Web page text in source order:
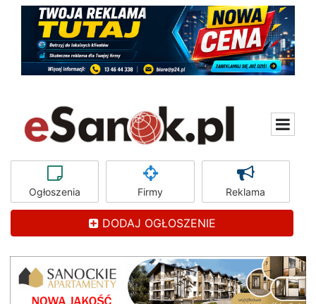
Ogłoszenia Firmy Reklama
DODAJ OGŁOSZENIE